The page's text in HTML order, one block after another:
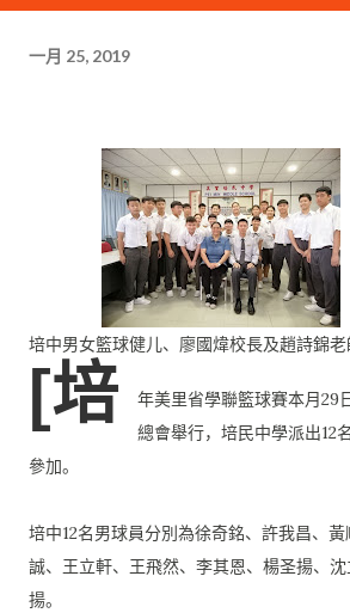
一月 25, 2019
培中男女籃球健儿、廖國煒校長及趙詩錦老
[培
年美里省學聯籃球賽本月29
總會舉行，培民中學派出12
參加。
培中12名男球員分別為徐奇銘、許我昌、黃
誠、王立軒、王飛然、李其恩、楊圣揚、沈
揚。